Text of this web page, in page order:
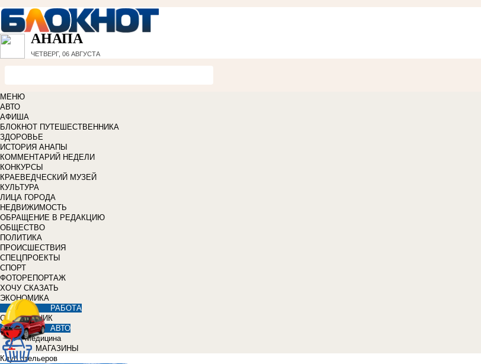
АНАПА
ЧЕТВЕРГ, 06 АВГУСТА
МЕНЮ
АВТО
АФИША
БЛОКНОТ ПУТЕШЕСТВЕННИКА
ЗДОРОВЬЕ
ИСТОРИЯ АНАПЫ
КОММЕНТАРИЙ НЕДЕЛИ
КОНКУРСЫ
КРАЕВЕДЧЕСКИЙ МУЗЕЙ
КУЛЬТУРА
ЛИЦА ГОРОДА
НЕДВИЖИМОСТЬ
ОБРАЩЕНИЕ В РЕДАКЦИЮ
ОБЩЕСТВО
ПОЛИТИКА
ПРОИСШЕСТВИЯ
СПЕЦПРОЕКТЫ
СПОРТ
ФОТОРЕПОРТАЖ
ХОЧУ СКАЗАТЬ
ЭКОНОМИКА
РАБОТА
СПРАВОЧНИК
АВТО
Медицина
МАГАЗИНЫ
Клуб отельеров